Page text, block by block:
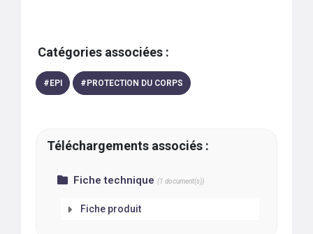
Catégories associées :
# EPI # PROTECTION DU CORPS
Téléchargements associés :
Fiche technique (1 document(s))
Fiche produit